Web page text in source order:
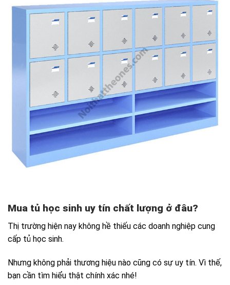
Mua tủ học sinh uy tín chất lượng ở đâu?
Thị trường hiện nay không hề thiếu các doanh nghiệp cung
cấp tủ học sinh.
Nhưng không phải thương hiệu nào cũng có sự uy tín. Vì thế,
bạn cần tìm hiểu thật chính xác nhé!